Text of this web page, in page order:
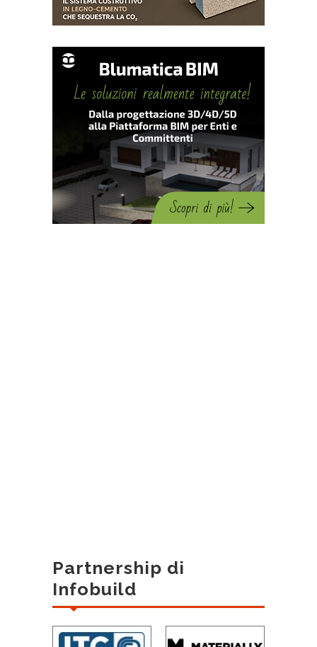
Partnership di
Infobuild